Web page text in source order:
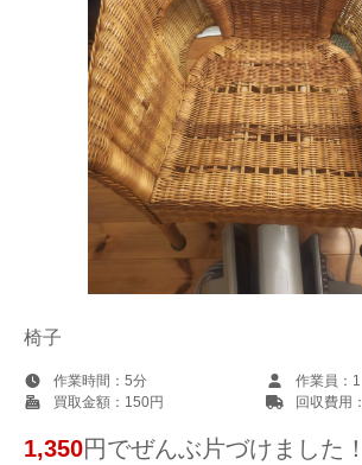
椅子
作業時間： 5分 作業員： 1
買取金額： 150円 回収費用：
1,350円でぜんぶ片づけました！